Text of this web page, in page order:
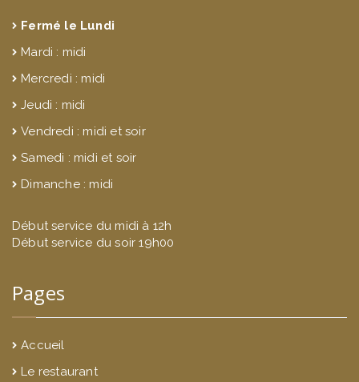
Fermé le Lundi
Mardi : midi
Mercredi : midi
Jeudi : midi
Vendredi : midi et soir
Samedi : midi et soir
Dimanche : midi
Début service du midi à 12h
Début service du soir 19h00
Pages
Accueil
Le restaurant